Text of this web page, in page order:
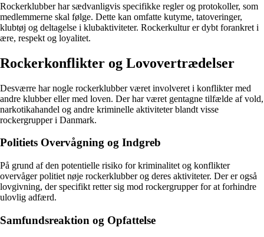
Rockerklubber har sædvanligvis specifikke regler og protokoller, som
medlemmerne skal følge. Dette kan omfatte kutyme, tatoveringer,
klubtøj og deltagelse i klubaktiviteter. Rockerkultur er dybt forankret i
ære, respekt og loyalitet.
Rockerkonflikter og Lovovertrædelser
Desværre har nogle rockerklubber været involveret i konflikter med
andre klubber eller med loven. Der har været gentagne tilfælde af vold,
narkotikahandel og andre kriminelle aktiviteter blandt visse
rockergrupper i Danmark.
Politiets Overvågning og Indgreb
På grund af den potentielle risiko for kriminalitet og konflikter
overvåger politiet nøje rockerklubber og deres aktiviteter. Der er også
lovgivning, der specifikt retter sig mod rockergrupper for at forhindre
ulovlig adfærd.
Samfundsreaktion og Opfattelse